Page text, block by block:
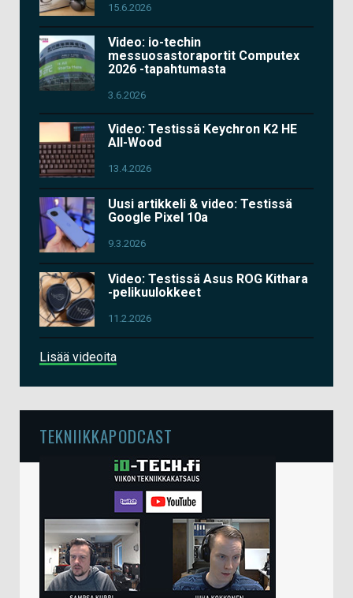
15.6.2026
Video: io-techin
messuosastoraportit Computex
2026 -tapahtumasta
3.6.2026
Video: Testissä Keychron K2 HE
All-Wood
13.4.2026
Uusi artikkeli & video: Testissä
Google Pixel 10a
9.3.2026
Video: Testissä Asus ROG Kithara
-pelikuulokkeet
11.2.2026
Lisää videoita
TEKNIIKKAPODCAST